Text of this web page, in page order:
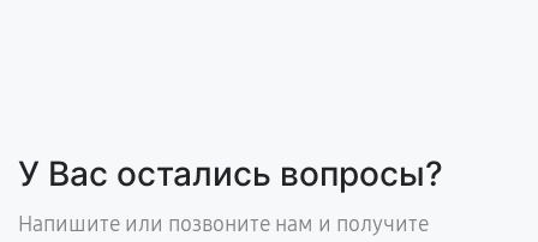
У Вас остались вопросы?
Напишите или позвоните нам и получите